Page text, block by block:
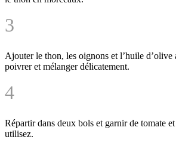
3
Ajouter le thon, les oignons et l’huile d’olive
poivrer et mélanger délicatement.
4
Répartir dans deux bols et garnir de tomate
utilisez.